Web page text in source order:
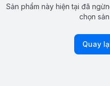
Sản phẩm này hiện tại đã
chọn
Quay